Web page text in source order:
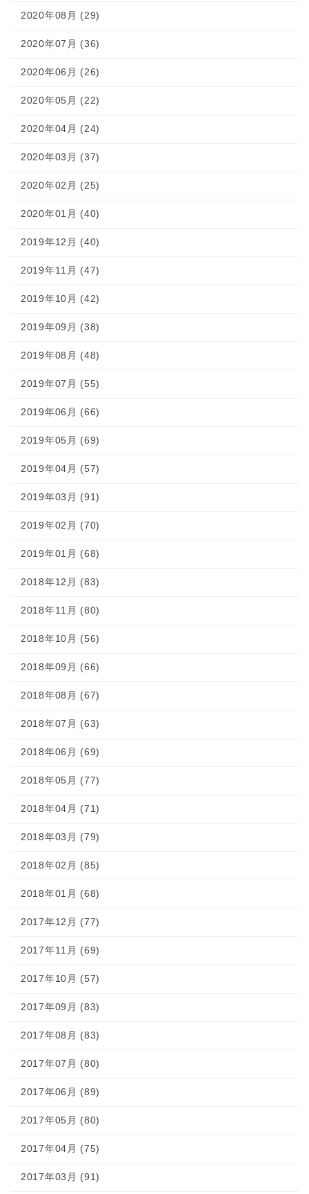
2020年08月 (29)
2020年07月 (36)
2020年06月 (26)
2020年05月 (22)
2020年04月 (24)
2020年03月 (37)
2020年02月 (25)
2020年01月 (40)
2019年12月 (40)
2019年11月 (47)
2019年10月 (42)
2019年09月 (38)
2019年08月 (48)
2019年07月 (55)
2019年06月 (66)
2019年05月 (69)
2019年04月 (57)
2019年03月 (91)
2019年02月 (70)
2019年01月 (68)
2018年12月 (83)
2018年11月 (80)
2018年10月 (56)
2018年09月 (66)
2018年08月 (67)
2018年07月 (63)
2018年06月 (69)
2018年05月 (77)
2018年04月 (71)
2018年03月 (79)
2018年02月 (85)
2018年01月 (68)
2017年12月 (77)
2017年11月 (69)
2017年10月 (57)
2017年09月 (83)
2017年08月 (83)
2017年07月 (80)
2017年06月 (89)
2017年05月 (80)
2017年04月 (75)
2017年03月 (91)